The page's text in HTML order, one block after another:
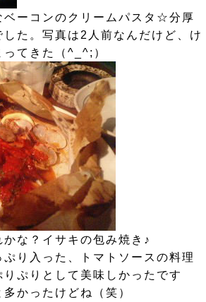
ベーコンのクリームパスタ☆分厚
た。写真は2人前なんだけど、け
てきた（^_^;）
な？イサキの包み焼き♪
り入った、トマトソースの料理
ぷりとして美味しかったです
かったけどね（笑）